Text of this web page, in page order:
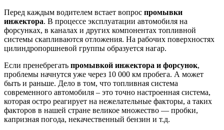
Перед каждым водителем встает вопрос промывки
инжектора. В процессе эксплуатации автомобиля на
форсунках, в каналах и других компонентах топливной
системы скапливаются отложения. На рабочих поверхностях
цилиндропоршневой группы образуется нагар.
Если пренебрегать промывкой инжектора и форсунок,
проблемы начнутся уже через 10 000 км пробега. А может
быть и раньше. Дело в том, что топливная система
современного автомобиля – это точно настроенная система,
которая остро реагирует на нежелательные факторы, а таких
факторов в нашей стране великое множество — пробки,
капризная погода, некачественный бензин и т.д.